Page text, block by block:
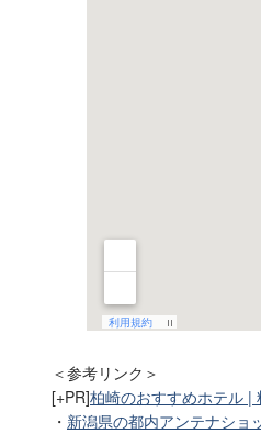
＜参考リンク＞
[+PR]柏崎のおすすめホテル |
・ 新潟県の都内アンテナショ